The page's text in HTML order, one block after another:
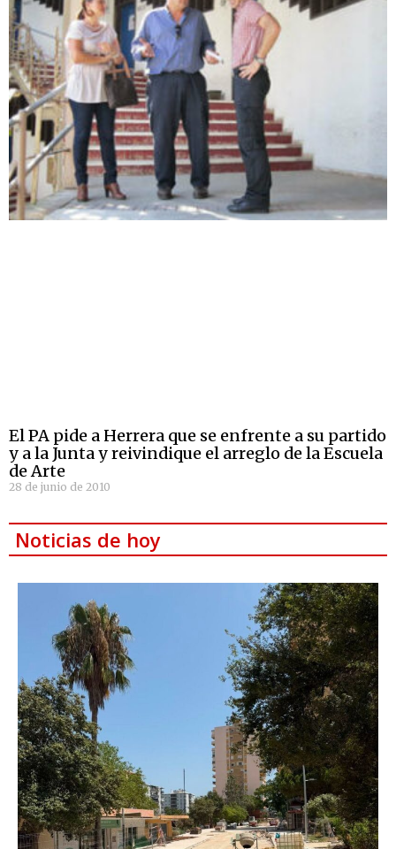
El PA pide a Herrera que se enfrente a su partido
y a la Junta y reivindique el arreglo de la Escuela
de Arte
28 de junio de 2010
Noticias de hoy